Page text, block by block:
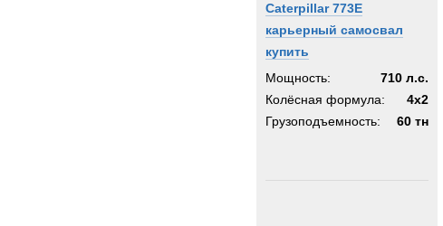
Caterpillar 773E
карьерный самосвал
купить
Мощность:
710 л.с.
Колёсная формула:
4х2
Грузоподъемность:
60 тн